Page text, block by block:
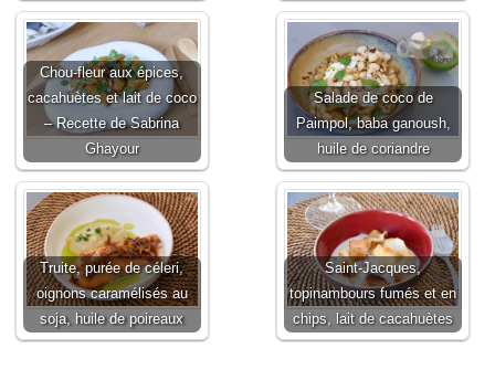
Chou-fleur aux épices,
cacahuètes et lait de coco
– Recette de Sabrina
Ghayour
Salade de coco de
Paimpol, baba ganoush,
huile de coriandre
Truite, purée de céleri,
oignons caramélisés au
soja, huile de poireaux
Saint-Jacques,
topinambours fumés et en
chips, lait de cacahuètes